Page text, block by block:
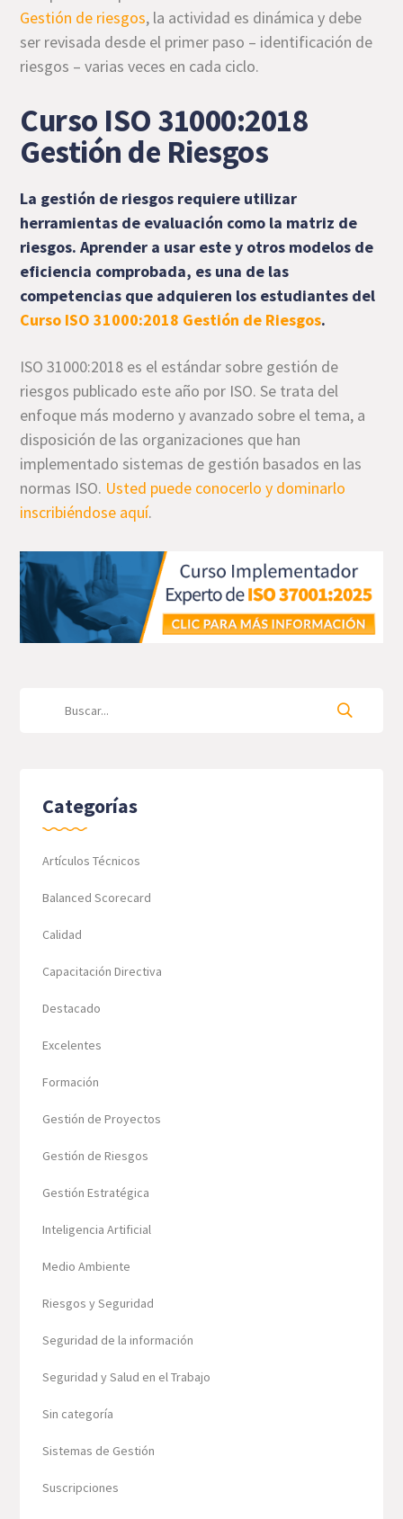
Gestión de riesgos, la actividad es dinámica y debe
ser revisada desde el primer paso – identificación de
riesgos – varias veces en cada ciclo.
Curso ISO 31000:2018
Gestión de Riesgos
La gestión de riesgos requiere utilizar
herramientas de evaluación como la matriz de
riesgos. Aprender a usar este y otros modelos de
eficiencia comprobada, es una de las
competencias que adquieren los estudiantes del
Curso ISO 31000:2018 Gestión de Riesgos.
ISO 31000:2018 es el estándar sobre gestión de
riesgos publicado este año por ISO. Se trata del
enfoque más moderno y avanzado sobre el tema, a
disposición de las organizaciones que han
implementado sistemas de gestión basados en las
normas ISO. Usted puede conocerlo y dominarlo
inscribiéndose aquí.
Categorías
Artículos Técnicos
Balanced Scorecard
Calidad
Capacitación Directiva
Destacado
Excelentes
Formación
Gestión de Proyectos
Gestión de Riesgos
Gestión Estratégica
Inteligencia Artificial
Medio Ambiente
Riesgos y Seguridad
Seguridad de la información
Seguridad y Salud en el Trabajo
Sin categoría
Sistemas de Gestión
Suscripciones